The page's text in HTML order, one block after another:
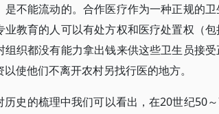
是不能流动的。合作医疗作为一种正规的
业教育的人可以有处方权和医疗处置权（
组织都没有能力拿出钱来供这些卫生员接
使他们不离开农村另找行医的地方。
历史的梳理中我们可以看出，在20世纪50